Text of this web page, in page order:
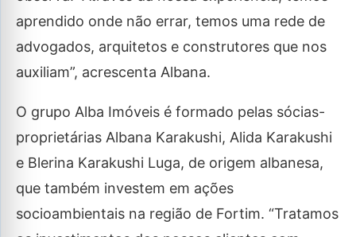
aprendido onde não errar, temos uma rede de
advogados, arquitetos e construtores que nos
auxiliam”, acrescenta Albana.
O grupo Alba Imóveis é formado pelas sócias-
proprietárias Albana Karakushi, Alida Karakushi
e Blerina Karakushi Luga, de origem albanesa,
que também investem em ações
socioambientais na região de Fortim. “Tratamos